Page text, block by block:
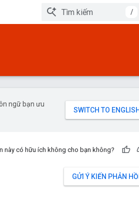
/
ngữ bạn ưu
này có hữu ích không cho bạn không?
GỬI Ý KIẾN PHẢN HỒI